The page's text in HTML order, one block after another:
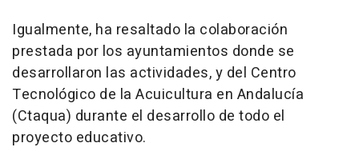
Igualmente, ha resaltado la colaboración
prestada por los ayuntamientos donde se
desarrollaron las actividades, y del Centro
Tecnológico de la Acuicultura en Andalucía
(Ctaqua) durante el desarrollo de todo el
proyecto educativo.